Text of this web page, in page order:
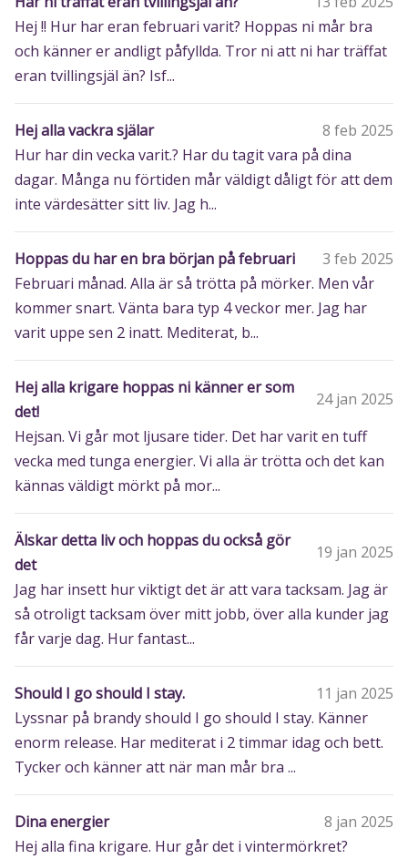
Hej !! Hur har eran februari varit? Hoppas ni mår bra
och känner er andligt påfyllda. Tror ni att ni har träffat
eran tvillingsjäl än? Isf...
Hej alla vackra själar
8 feb 2025
Hur har din vecka varit.? Har du tagit vara på dina
dagar. Många nu förtiden mår väldigt dåligt för att dem
inte värdesätter sitt liv. Jag h...
Hoppas du har en bra början på februari
3 feb 2025
Februari månad. Alla är så trötta på mörker. Men vår
kommer snart. Vänta bara typ 4 veckor mer. Jag har
varit uppe sen 2 inatt. Mediterat, b...
Hej alla krigare hoppas ni känner er som
det!
24 jan 2025
Hejsan. Vi går mot ljusare tider. Det har varit en tuff
vecka med tunga energier. Vi alla är trötta och det kan
kännas väldigt mörkt på mor...
Älskar detta liv och hoppas du också gör
det
19 jan 2025
Jag har insett hur viktigt det är att vara tacksam. Jag är
så otroligt tacksam över mitt jobb, över alla kunder jag
får varje dag. Hur fantast...
Should I go should I stay.
11 jan 2025
Lyssnar på brandy should I go should I stay. Känner
enorm release. Har mediterat i 2 timmar idag och bett.
Tycker och känner att när man mår bra ...
Dina energier
8 jan 2025
Hej alla fina krigare. Hur går det i vintermörkret?